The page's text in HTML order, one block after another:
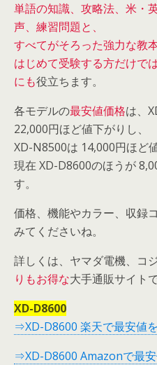
単語の知識、攻略法、米・
声、練習問題と、
すべてがそろった強力な教
はじめて受験する方だけで
にも役立ちます。
各モデルの最安値価格は、
22,000円ほど値下がりし、
XD-N8500は 14,000円ほど
現在 XD-D8600のほうが
す。
価格、機能やカラー、収録
みてくださいね。
詳しくは、ヤマダ電機、コ
りもお得な大手通販サイトで
XD-D8600
⇒XD-D8600 楽天で最安値
⇒XD-D8600 Amazonで最